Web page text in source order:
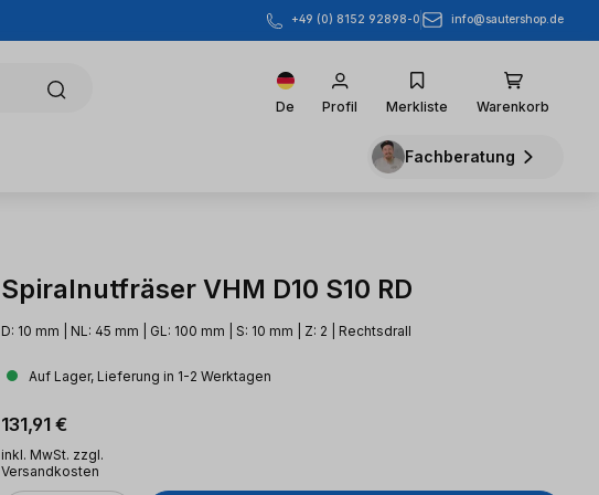
+49 (0) 8152 92898-0 info@sautershop.de
De Profil Merkliste Warenkorb
Fachberatung
Spiralnutfräser VHM D10 S10 RD
D: 10 mm | NL: 45 mm | GL: 100 mm | S: 10 mm | Z: 2 | Rechtsdrall
Auf Lager, Lieferung in 1-2 Werktagen
Regulärer Preis:
131,91 €
inkl. MwSt. zzgl.
Versandkosten